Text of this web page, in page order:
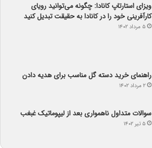
ویزای استارتاپ کانادا: چگونه می‌توانید رویای
کارآفرینی خود را در کانادا به حقیقت تبدیل کنید
۵ مرداد ۱۴۰۲
راهنمای خرید دسته گل مناسب برای هدیه دادن
۲ مرداد ۱۴۰۲
سوالات متداول ناهمواری بعد از لیپوماتیک غبغب
۵ تیر ۱۴۰۲